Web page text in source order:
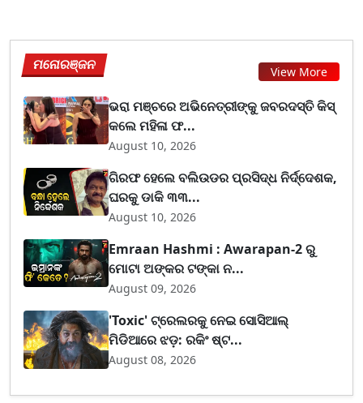
ମନୋରଞ୍ଜନ View More
ଭରା ମଞ୍ଚରେ ଅଭିନେତ୍ରୀଙ୍କୁ ଜବରଦସ୍ତି କିସ୍
କଲେ ମହିଳା ଫ...
August 10, 2026
ଗିରଫ ହେଲେ ବଲିଉଡର ପ୍ରସିଦ୍ଧ ନିର୍ଦ୍ଦେଶକ,
ଘରକୁ ଡାକି ୩୩...
August 10, 2026
Emraan Hashmi : Awarapan-2 ରୁ
ମୋଟା ଅଙ୍କର ଟଙ୍କା ନ...
August 09, 2026
'Toxic' ଟ୍ରେଲରକୁ ନେଇ ସୋସିଆଲ୍
ମିଡିଆରେ ଝଡ଼: ରକିଂ ଷ୍ଟ...
August 08, 2026